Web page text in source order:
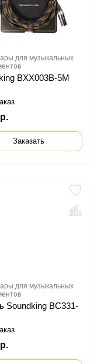
для музыкальных
BXX003B-5M
Заказать
для музыкальных
Soundking BC331-